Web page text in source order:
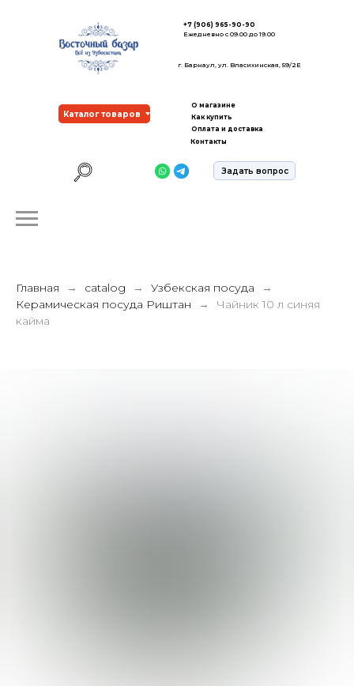
+7 (906) 965-90-90
Ежедневно с 09.00 до 19.00
г. Барнаул, ул. Власихинская, 59/2Е
Каталог товаров
Задать вопрос
О магазине
Как купить
Оплата и доставка
Контакты
Главная catalog
Узбекская посуда
Керамическая посуда Риштан
Чайник 10 л синяя
кайма